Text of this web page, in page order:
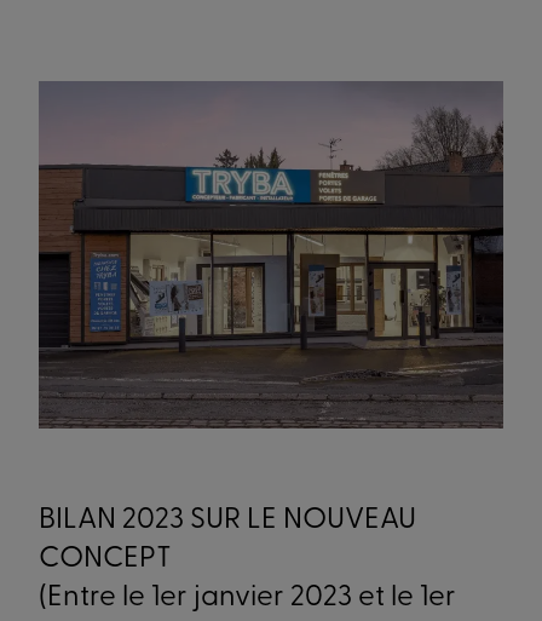
BILAN 2023 SUR LE NOUVEAU
CONCEPT
(Entre le 1er janvier 2023 et le 1er